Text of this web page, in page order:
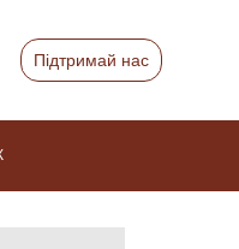
Підтримай нас